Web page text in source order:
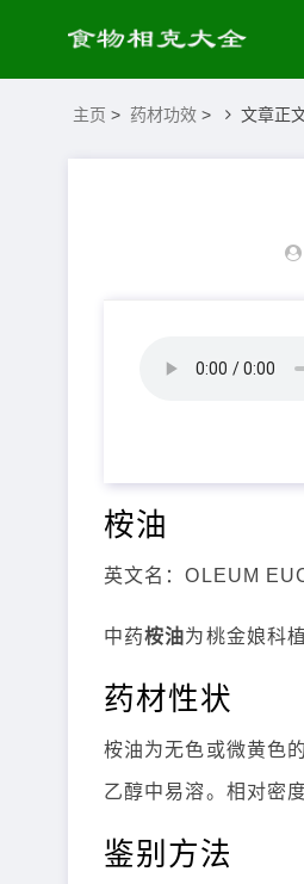
主页 > 药材功效 > 文章正
桉油
英文名：OLEUM
中药桉油为桃金娘科
药材性状
桉油为无色或微黄色
乙醇中易溶。相对密
鉴别方法